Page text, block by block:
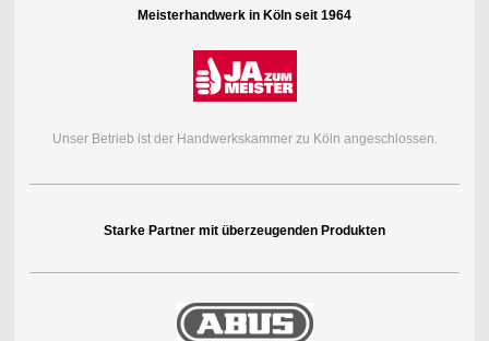
Meisterhandwerk in Köln seit 1964
Unser Betrieb ist der Handwerkskammer zu Köln angeschlossen.
Starke Partner mit überzeugenden Produkten